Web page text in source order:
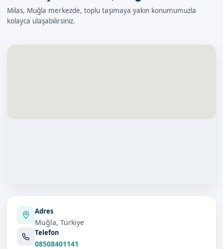
Milas, Muğla merkezde, toplu taşımaya yakın konumumuzla
kolayca ulaşabilirsiniz.
Adres
Muğla, Türkiye
Telefon
08508401141